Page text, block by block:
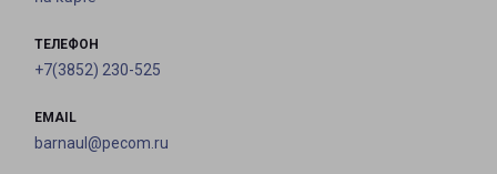
ТЕЛЕФОН
+7(3852) 230-525
EMAIL
barnaul@pecom.ru